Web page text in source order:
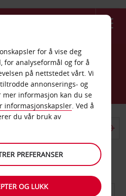
TIL DATO
for å vise deg
for analyseformål og for å
på nettstedet vårt. Vi
annonserings- og
mer informasjon kan du se
informasjonskapsler. Ved å
du vår bruk av
PREFERANSER
OG LUKK